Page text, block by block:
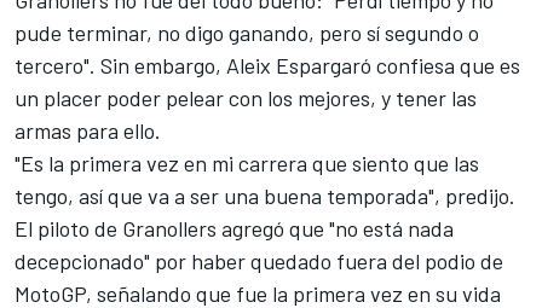
pude terminar, no digo ganando, pero sí segundo o
tercero". Sin embargo, Aleix Espargaró confiesa que es
un placer poder pelear con los mejores, y tener las
armas para ello.
"Es la primera vez en mi carrera que siento que las
tengo, así que va a ser una buena temporada", predijo.
El piloto de Granollers agregó que "no está nada
decepcionado" por haber quedado fuera del podio de
MotoGP, señalando que fue la primera vez en su vida